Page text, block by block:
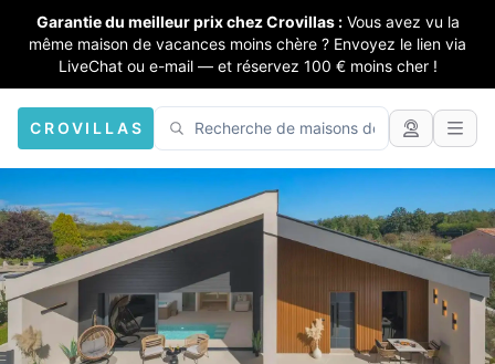
Garantie du meilleur prix chez Crovillas : Vous avez vu la
même maison de vacances moins chère ? Envoyez le lien via
LiveChat ou e-mail — et réservez 100 € moins cher !
CROVILLAS